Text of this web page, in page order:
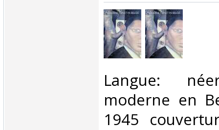
‎Langue:
moderne en
1945